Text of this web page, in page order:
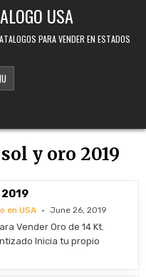
USA
PARA VENDER EN ESTADOS
y oro 2019
en USA June 26, 2019
Vender Oro de 14 Kt.
Inicia tu propio